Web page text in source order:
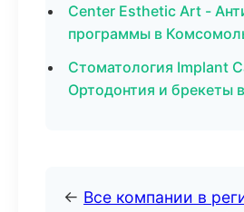
Center Esthetic Art -
программы в
Стоматология Implant
Ортодонтия и брекеты
← Все компании в